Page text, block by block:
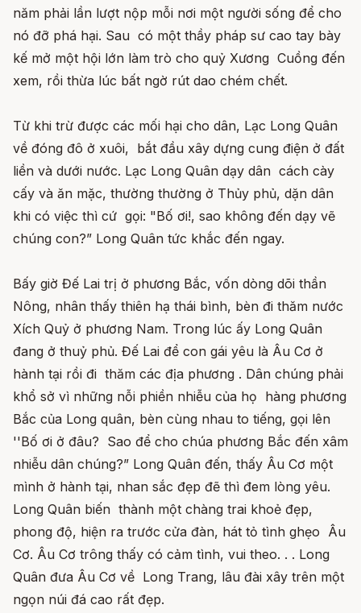
năm phải lần lượt nộp mỗi nơi một người sống để cho
nó đỡ phá hại. Sau có một thầy pháp sư cao tay bày
kế mở một hội lớn làm trò cho quỷ Xương Cuồng đến
xem, rồi thừa lúc bất ngờ rút dao chém chết.
Từ khi trừ được các mối hại cho dân, Lạc Long Quân
về đóng đô ở xuôi, bắt đầu xây dựng cung điện ở đất
liền và dưới nước. Lạc Long Quân dạy dân cách cày
cấy và ăn mặc, thường thường ở Thủy phủ, dặn dân
khi có việc thì cứ gọi: "Bố ơi!, sao không đến dạy vẽ
chúng con?” Long Quân tức khắc đến ngay.
Bấy giờ Đế Lai trị ở phương Bắc, vốn dòng dõi thần
Nông, nhân thấy thiên hạ thái bình, bèn đi thăm nước
Xích Quỷ ở phương Nam. Trong lúc ấy Long Quân
đang ở thuỷ phủ. Đế Lai để con gái yêu là Âu Cơ ở
hành tại rồi đi thăm các địa phương . Dân chúng phải
khổ sở vì những nỗi phiền nhiễu của họ hàng phương
Bắc của Long quân, bèn cùng nhau to tiếng, gọi lên
''Bố ơi ở đâu? Sao để cho chúa phương Bắc đến xâm
nhiễu dân chúng?” Long Quân đến, thấy Âu Cơ một
mình ở hành tại, nhan sắc đẹp đẽ thì đem lòng yêu.
Long Quân biến thành một chàng trai khoẻ đẹp,
phong độ, hiện ra trước cửa đàn, hát tỏ tình ghẹo Âu
Cơ. Âu Cơ trông thấy có cảm tình, vui theo. . . Long
Quân đưa Âu Cơ về Long Trang, lâu đài xây trên một
ngọn núi đá cao rất đẹp.